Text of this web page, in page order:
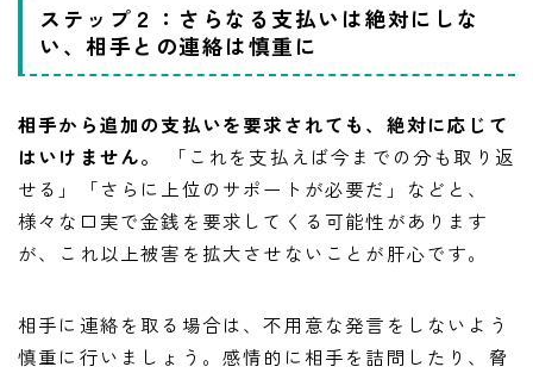
ステップ２：さらなる支払いは絶対にしな
い、相手との連絡は慎重に
相手から追加の支払いを要求されても、絶対に応じて
はいけません。
「これを支払えば今までの分も取り返
せる」「さらに上位のサポートが必要だ」などと、
様々な口実で金銭を要求してくる可能性があります
が、これ以上被害を拡大させないことが肝心です。
相手に連絡を取る場合は、不用意な発言をしないよう
慎重に行いましょう。感情的に相手を詰問したり、脅